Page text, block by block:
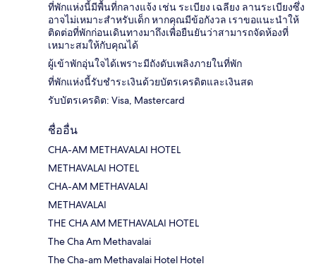
ที่พักแห่งนี้มีพื้นที่กลางแจ้ง เช่น ระเบียง เฉลียง ลานระเบียงซึ่ง
อาจไม่เหมาะสำหรับเด็ก หากคุณมีข้อกังวล เราขอแนะนำให้
ติดต่อที่พักก่อนเดินทางมาถึงเพื่อยืนยันว่าสามารถจัดห้องที่
เหมาะสมให้กับคุณได้
ผู้เข้าพักอุ่นใจได้เพราะมีถังดับเพลิงภายในที่พัก
ที่พักแห่งนี้รับชำระเงินด้วยบัตรเครดิตและเงินสด
รับบัตรเครดิต: Visa, Mastercard
ชื่ออื่น
CHA-AM METHAVALAI HOTEL
METHAVALAI HOTEL
CHA-AM METHAVALAI
METHAVALAI
THE CHA AM METHAVALAI HOTEL
The Cha Am Methavalai
The Cha-am Methavalai Hotel Hotel